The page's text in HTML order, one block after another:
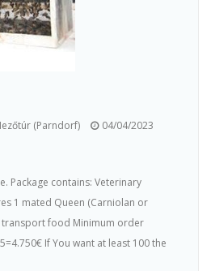
(Parndorf) 04/04/2023
Package contains: Veterinary
1 mated Queen (Carniolan or
transport food Minimum order
If You want at least 100 the